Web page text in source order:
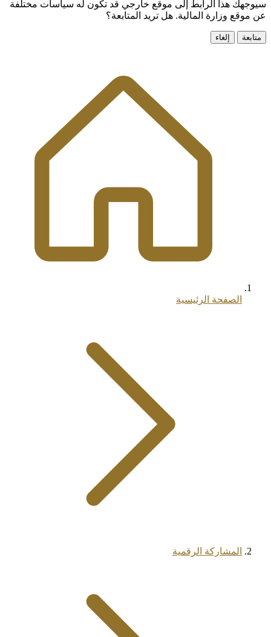
سيوجهك هذا الرابط إلى موقع خارجي قد تكون له سياسات مختلفة
عن موقع وزارة المالية. هل تريد المتابعة؟
متابعة إلغاء
الصفحة الرئيسية
المشاركة الرقمية